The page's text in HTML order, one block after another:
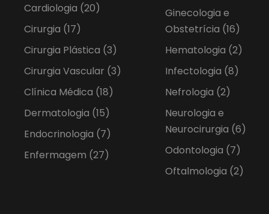
Cardiologia (20)
Cirurgia (17)
Cirurgia Plástica (3)
Cirurgia Vascular (3)
Clínica Médica (18)
Dermatologia (15)
Endocrinologia (7)
Enfermagem (27)
Ginecologia e
Obstetrícia (16)
Hematologia (2)
Infectologia (8)
Nefrologia (2)
Neurologia e
Neurocirurgia (6)
Odontologia (7)
Oftalmologia (2)